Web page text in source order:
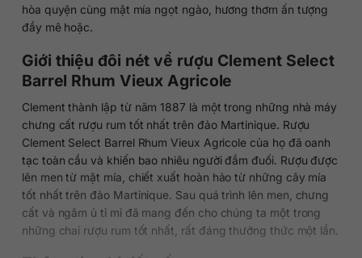
hòa quyện cùng mật mía ngọt ngào, hương thơm ấn tượng
đầy mê hoặc.
Giới thiệu đôi nét về rượu Clement Select
Barrel Rhum Vieux Agricole
Clement thành lập từ năm 1887 là một trong những nhà máy
chưng cất rượu rum tốt nhất trên đảo Martinique. Rượu
Clement Select Barrel Rhum Vieux Agricole của họ đã oanh
tạc toàn cầu và khiến bao nhiêu người đắm đuối. Rượu được
lên men từ mật mía, chiết xuất hoàn hảo từ những cây mía
tốt nhất trên đảo Martinique. Sau quá trình lên men, chưng
cất và ngâm ủ tỉ mỉ đã mang đến cho chúng ta một trong
những chai rượu rum tốt nhất, rất đáng thưởng thức một lần.